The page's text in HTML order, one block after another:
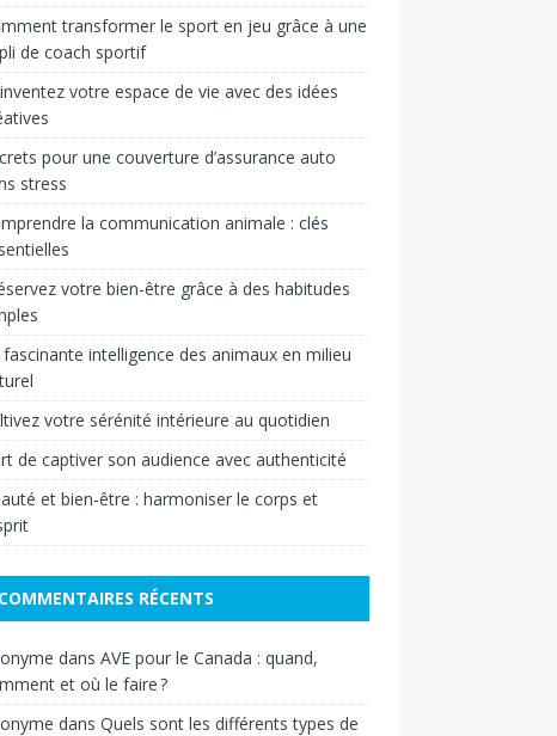
transformer le sport en jeu grâce à une
de coach sportif
votre espace de vie avec des idées
pour une couverture d’assurance auto
stress
la communication animale : clés
votre bien-être grâce à des habitudes
fascinante intelligence des animaux en milieu
votre sérénité intérieure au quotidien
de captiver son audience avec authenticité
et bien-être : harmoniser le corps et
COMMENTAIRES RÉCENTS
dans AVE pour le Canada : quand,
et où le faire ?
dans Quels sont les différents types de